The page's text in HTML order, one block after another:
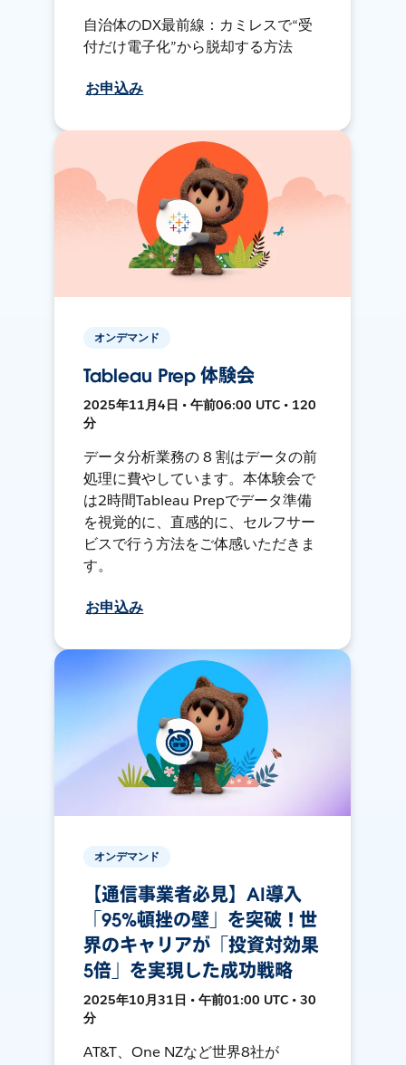
自治体のDX最前線：カミレスで“受
付だけ電子化”から脱却する方法
お申込み
オンデマンド
Tableau Prep 体験会
2025年11月4日 • 午前06:00 UTC • 120
分
データ分析業務の 8 割はデータの前
処理に費やしています。本体験会で
は2時間Tableau Prepでデータ準備
を視覚的に、直感的に、セルフサー
ビスで行う方法をご体感いただきま
す。
お申込み
オンデマンド
【通信事業者必見】AI導入
「95%頓挫の壁」を突破！世
界のキャリアが「投資対効果
5倍」を実現した成功戦略
2025年10月31日 • 午前01:00 UTC • 30
分
AT&T、One NZなど世界8社が